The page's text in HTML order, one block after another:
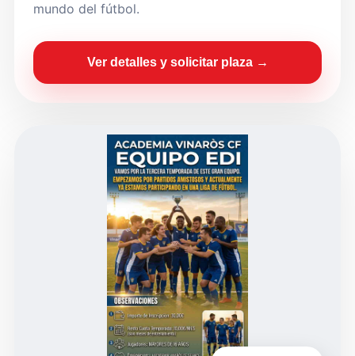
mundo del fútbol.
Ver detalles y solicitar plaza →